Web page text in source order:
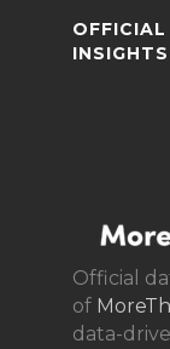
Official
of
data-